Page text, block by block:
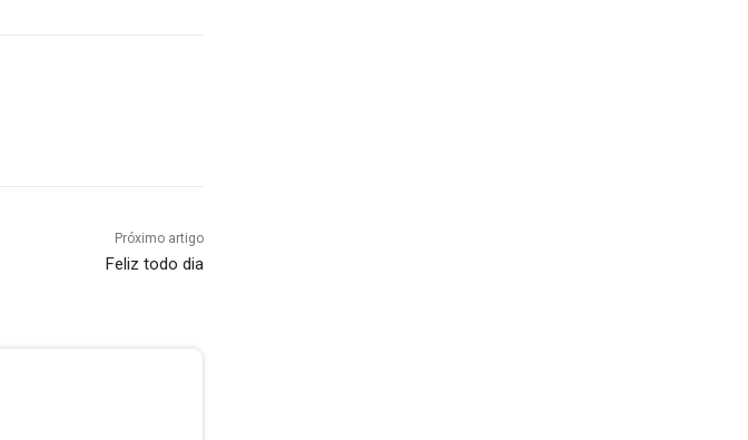
Próximo artigo
Feliz todo dia